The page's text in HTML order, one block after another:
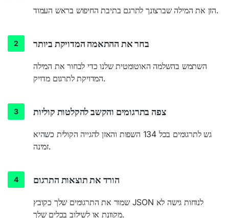
הזן את המילה שברצונך לתרגם בתיבת החיפוש בראש העמוד.
בחר את ההתאמה המדויקת ביותר
השתמש בהשלמה האוטומטית שלנו כדי לבחור את המילה
המדויקת לתרגום מדויק.
צפה בתרגומים והקשב להקלטות קוליות
גש לתרגומים בכל 134 השפות והאזן להגייה הקולית כשהיא
זמינה.
הורד את תוצאות התרגום
שמור את התרגומים שלך כקובץ JSON לנוחות גישה לא
מקוונת או לשילוב בכלים שלך.